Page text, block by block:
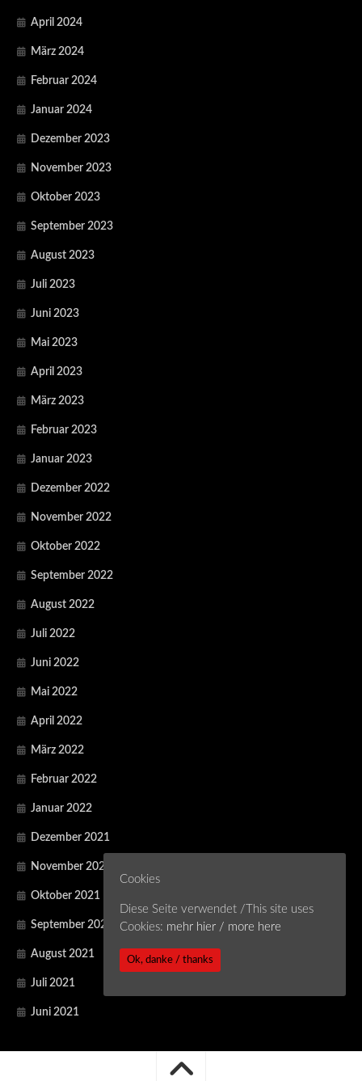
April 2024
März 2024
Februar 2024
Januar 2024
Dezember 2023
November 2023
Oktober 2023
September 2023
August 2023
Juli 2023
Juni 2023
Mai 2023
April 2023
März 2023
Februar 2023
Januar 2023
Dezember 2022
November 2022
Oktober 2022
September 2022
August 2022
Juli 2022
Juni 2022
Mai 2022
April 2022
März 2022
Februar 2022
Januar 2022
Dezember 2021
November 2021
Oktober 2021
September 2021
August 2021
Juli 2021
Juni 2021
Cookies
Diese Seite verwendet /This site uses
Cookies: mehr hier / more here
Ok, danke / thanks